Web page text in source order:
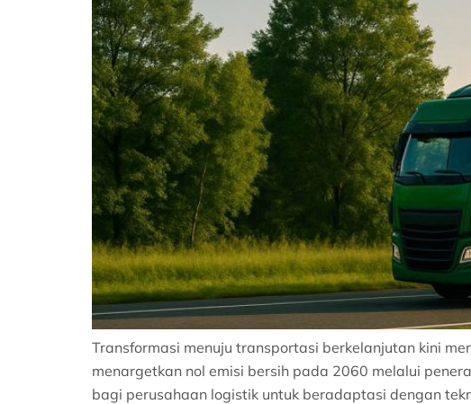
Transformasi menuju transportasi berkelanjutan kini
menargetkan nol emisi bersih pada 2060 melalui
bagi perusahaan logistik untuk beradaptasi dengan